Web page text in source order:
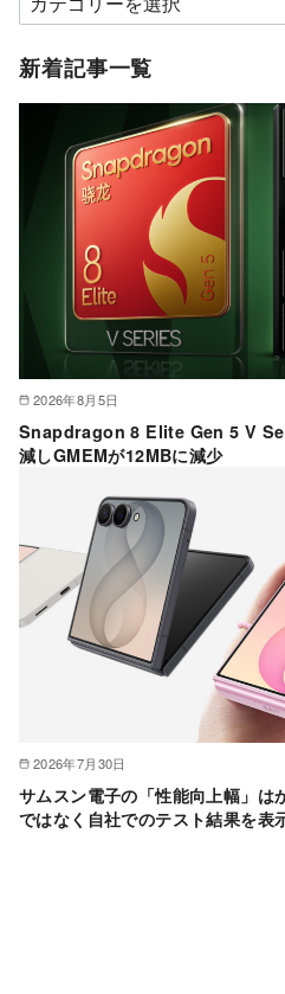
テ
ゴ
新着記事一覧
2026年8月5日
Snapdragon 8 Elite Gen 5 V
減しGMEMが12MBに減少
2026年7月30日
サムスン電子の「性能向上幅」は
ではなく自社でのテスト結果を表